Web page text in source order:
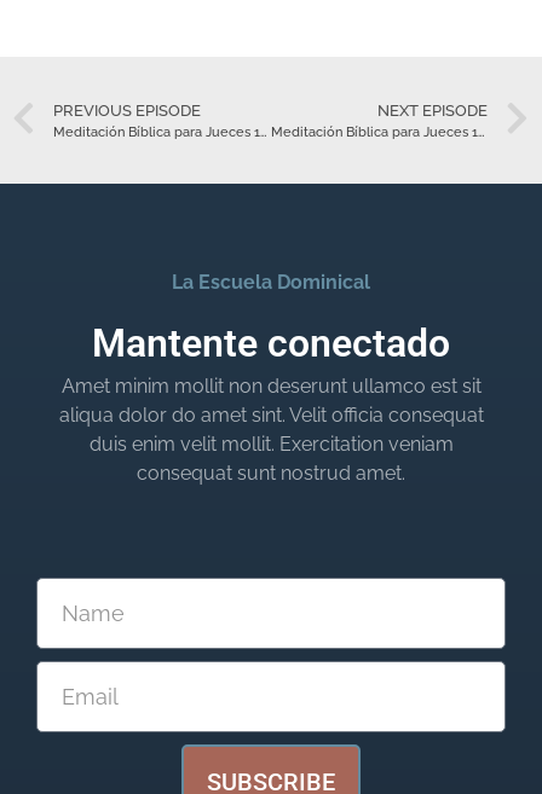
PREVIOUS EPISODE
Meditación Bíblica para Jueces 15 – Agosto 1
NEXT EPISODE
Meditación Bíblica para Jueces 17 – Agosto 3
La Escuela Dominical
Mantente conectado
Amet minim mollit non deserunt ullamco est sit
aliqua dolor do amet sint. Velit officia consequat
duis enim velit mollit. Exercitation veniam
consequat sunt nostrud amet.
SUBSCRIBE